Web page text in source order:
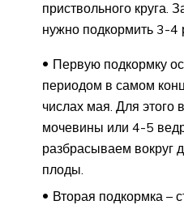
приствольного круга.
нужно подкормить 3-4
Первую подкормку
периодом в самом
числах мая. Для этого
мочевины или 4-5
разбрасываем вокруг
плоды.
Вторая подкормка –